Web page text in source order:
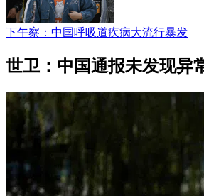
下午察：中国呼吸道疾病大流行暴发
世卫：中国通报未发现异